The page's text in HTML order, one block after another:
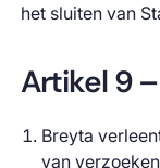
het sluiten van
Artikel 9
Breyta
van